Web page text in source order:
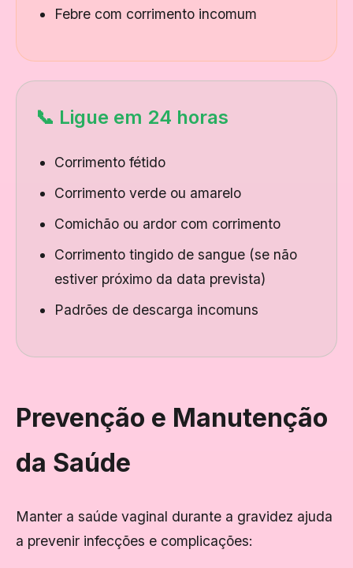
Febre com corrimento incomum
📞 Ligue em 24 horas
Corrimento fétido
Corrimento verde ou amarelo
Comichão ou ardor com corrimento
Corrimento tingido de sangue (se não
estiver próximo da data prevista)
Padrões de descarga incomuns
Prevenção e Manutenção
da Saúde
Manter a saúde vaginal durante a gravidez ajuda
a prevenir infecções e complicações: